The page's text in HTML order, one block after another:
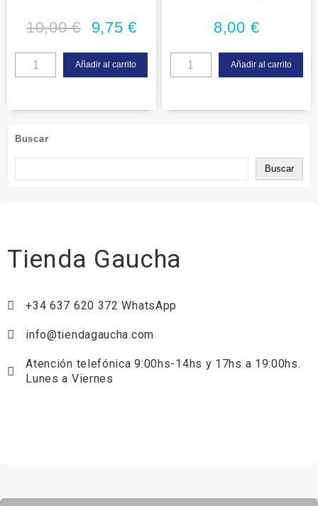
Buscar
Buscar
10,00€ 9,75€
Añadir al carrito
8,00 €
Añadir al carrito
Tienda Gaucha
+34 637 620 372 WhatsApp
info@tiendagaucha.com
Atención telefónica 9:00hs-14hs y 17hs a 19:00hs.
Lunes a Viernes